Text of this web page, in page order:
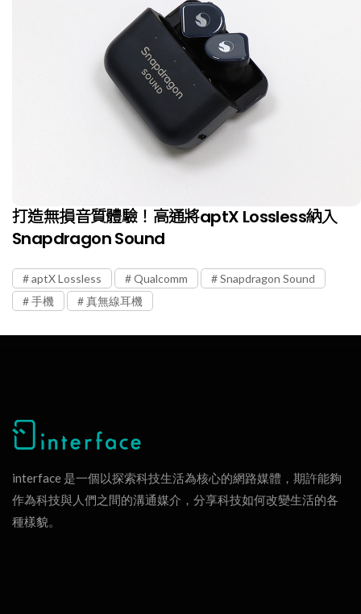
打造無損音質體驗！高通將aptX Lossless納入
Snapdragon Sound
aptX Lossless Qualcomm
Snapdragon Sound
手機
真無線耳機
interface 是一個以探索科技生活為核心的網路媒體，期許能夠
作為科技與人們之間的溝通媒介，分享科技如何改變生活的各
種樣貌。